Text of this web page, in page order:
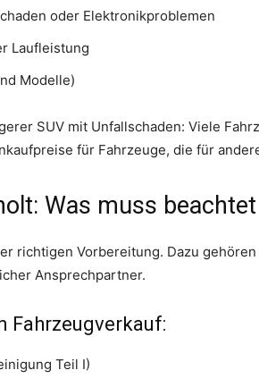
oder Elektronikproblemen
Laufleistung
Modelle)
SUV mit Unfallschaden: Viele
für Fahrzeuge, die für
Was muss
richtigen Vorbereitung. Dazu
Ansprechpartner.
Fahrzeugverkauf:
Teil I)